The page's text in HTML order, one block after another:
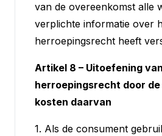
van de overeenkomst alle
verplichte informatie over
herroepingsrecht heeft
Artikel 8 – Uitoefening
herroepingsrecht door
kosten daarvan
1. Als de consument